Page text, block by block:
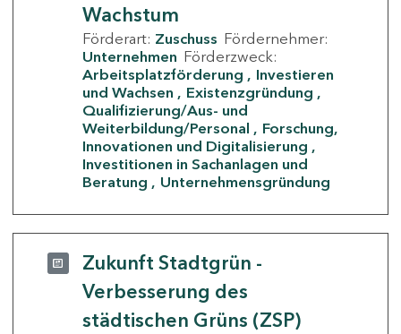
Wachstum
Förderart: Zuschuss Fördernehmer:
Unternehmen Förderzweck:
Arbeitsplatzförderung
Investieren
und Wachsen
Existenzgründung
Qualifizierung/Aus- und
Weiterbildung/Personal
Forschung,
Innovationen und Digitalisierung
Investitionen in Sachanlagen und
Beratung
Unternehmensgründung
Zukunft Stadtgrün -
Verbesserung des
städtischen Grüns (ZSP)